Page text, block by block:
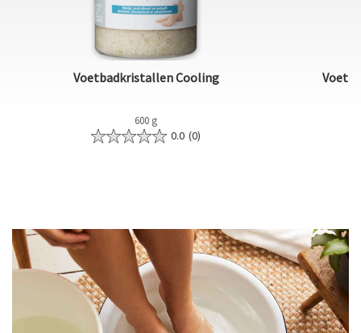
Voetbadkristallen Cooling
600 g
0.0 (0)